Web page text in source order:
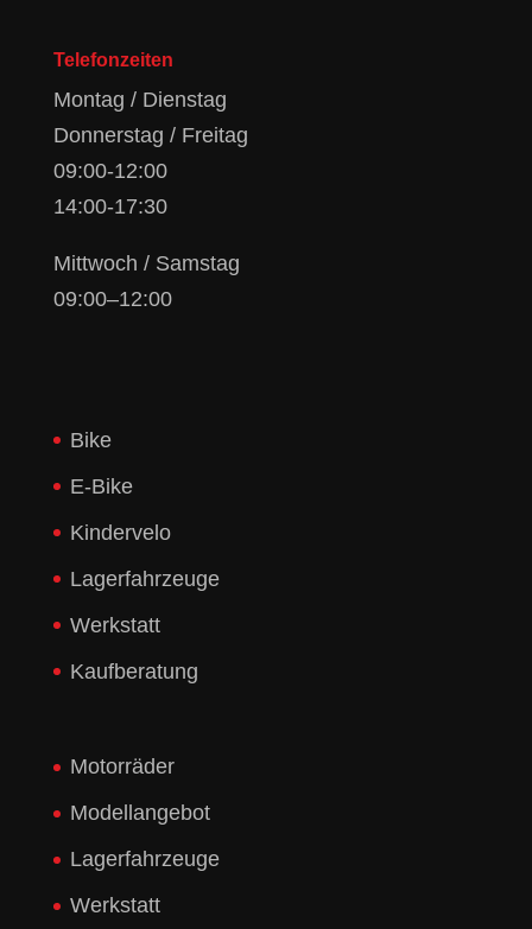
Telefonzeiten
Montag / Dienstag
Donnerstag / Freitag
09:00-12:00
14:00-17:30
Mittwoch / Samstag
09:00–12:00
Bike
E-Bike
Kindervelo
Lagerfahrzeuge
Werkstatt
Kaufberatung
Motorräder
Modellangebot
Lagerfahrzeuge
Werkstatt